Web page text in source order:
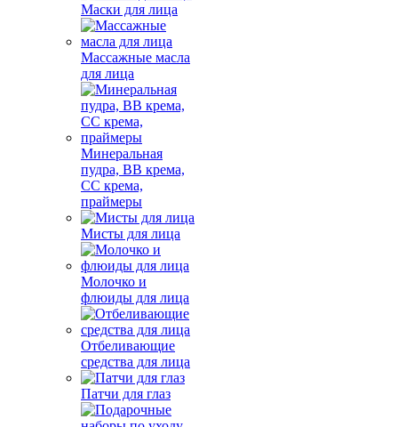
Маски для лица
Массажные масла
для лица
Минеральная
пудра, BB крема,
СС крема,
праймеры
Мисты для лица
Молочко и
флюиды для лица
Отбеливающие
средства для лица
Патчи для глаз